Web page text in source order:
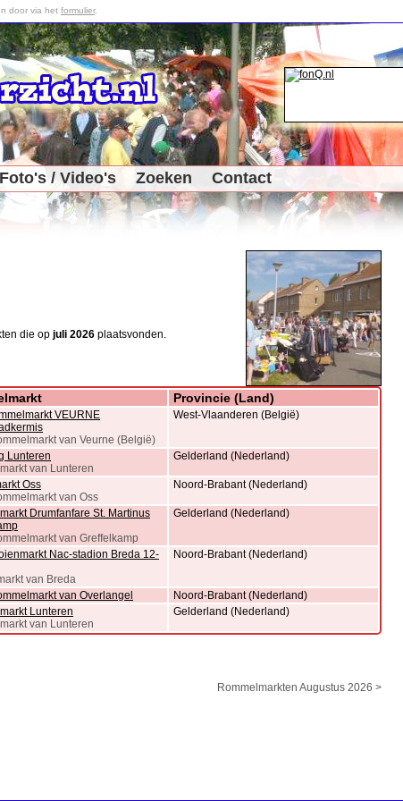
door via het formulier.
Foto's / Video's Zoeken Contact
Meer foto's...
die op juli 2026 plaatsvonden.
Provincie (Land)
VEURNE
van Veurne (België)
West-Vlaanderen (België)
Lunteren
van Lunteren
Gelderland (Nederland)
Oss
van Oss
Noord-Brabant (Nederland)
Drumfanfare St. Martinus
van Greffelkamp
Gelderland (Nederland)
Nac-stadion Breda 12-
van Breda
Noord-Brabant (Nederland)
van Overlangel
Noord-Brabant (Nederland)
Lunteren
van Lunteren
Gelderland (Nederland)
Rommelmarkten Augustus 2026 >